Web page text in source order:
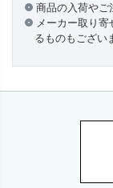
商品の入荷やご
メーカー取り
るものもござい